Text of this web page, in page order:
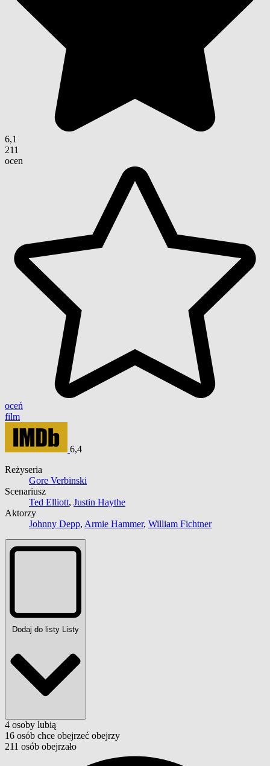
6,1
211
ocen
oceń
film
6,4
Reżyseria
Gore Verbinski
Scenariusz
Ted Elliott, Justin Haythe
Aktorzy
Johnny Depp, Armie Hammer, William Fichtner
Dodaj do listy Listy
4 osoby lubią
16 osób chce obejrzeć obejrzy
211 osób obejrzało